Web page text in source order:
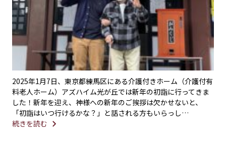
2025年1月7日、東京都練馬区にある介護付きホーム（介護付有
料老人ホーム）アズハイム光が丘では新年の初詣に行ってきま
した！新年を迎え、神様への新年のご挨拶は欠かせないと、
「初詣はいつ行けるかな？」と話される方もいらっし…
続きを読む